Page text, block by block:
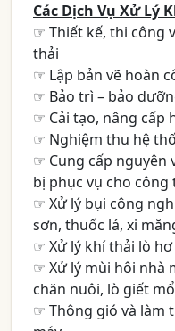
Các Dịch Vụ Xử Lý
☞ Thiết kế, thi công
thải
☞ Lập bản vẽ hoàn
☞ Bảo trì – bảo
☞ Cải tạo, nâng cấp
☞ Nghiệm thu hệ
☞ Cung cấp nguyên
bị phục vụ cho
☞ Xử lý bụi công
sơn, thuốc lá, xi
☞ Xử lý khí thải lò
☞ Xử lý mùi hôi nhà
chăn nuôi, lò giết
☞ Thông gió và làm